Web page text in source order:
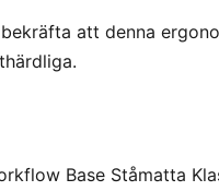
att denna
Base Ståmatta